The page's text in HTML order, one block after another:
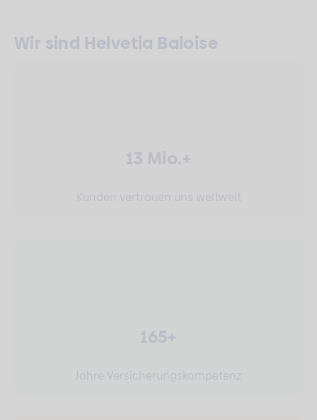
Wir sind Helvetia Baloise
13 Mio.+
Kunden vertrauen uns weltweit
165+
Jahre Versicherungskompetenz